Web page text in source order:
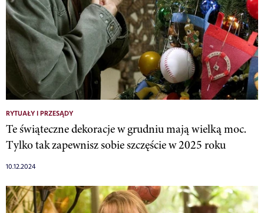
RYTUAŁY I PRZESĄDY
Te świąteczne dekoracje w grudniu mają wielką moc.
Tylko tak zapewnisz sobie szczęście w 2025 roku
10.12.2024